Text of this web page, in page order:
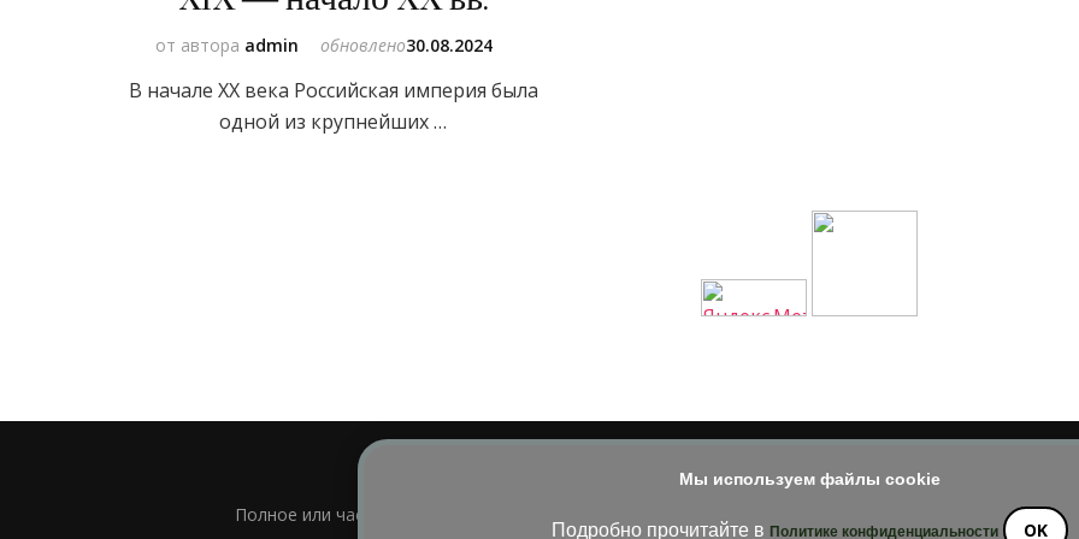
от автора admin обновлено30.08.2024
В начале XX века Российская империя была
одной из крупнейших …
Мы используем файлы cookie
Подробно прочитайте в Политике конфиденциальности OK
© 2014 - 2026
Полное или частичное использование материала допускается только при наличии активной и